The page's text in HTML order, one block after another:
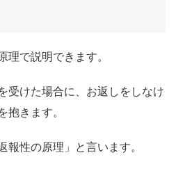
理で説明できます。
受けた場合に、お返しをしなけ
抱きます。
報性の原理」と言います。